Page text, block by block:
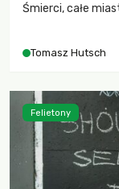
Śmierci, całe
największych
Tomasz Hutsch
Felietony